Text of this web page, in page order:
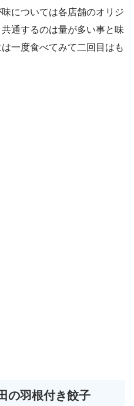
については各店舗のオリジ
通するのは量が多い事と味
一度食べてみて二回目はも
の羽根付き餃子